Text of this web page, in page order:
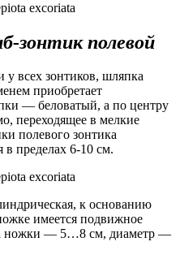
зонтик полевой
у всех зонтиков, шляпка
приобретает
— беловатый, а по центру
переходящее в мелкие
полевого зонтика
в пределах 6-10 см.
к основанию
имеется подвижное
ножки — 5…8 см, диаметр —